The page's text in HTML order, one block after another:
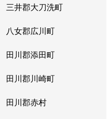
三井郡大刀洗町
八女郡広川町
田川郡添田町
田川郡川崎町
田川郡赤村